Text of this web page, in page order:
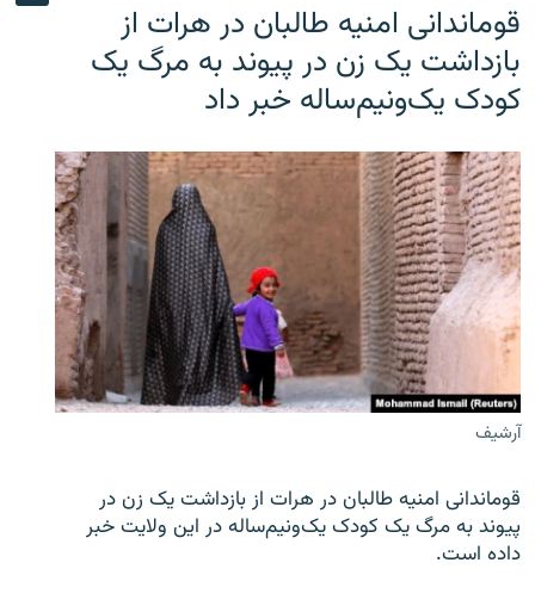
قوماندانی امنیه طالبان در هرات از
بازداشت یک زن در پیوند به مرگ یک
کودک یک‌ونیم‌ساله خبر داد
آرشیف
قوماندانی امنیه طالبان در هرات از بازداشت یک زن در
پیوند به مرگ یک کودک یک‌ونیم‌ساله در این ولایت خبر
داده است.